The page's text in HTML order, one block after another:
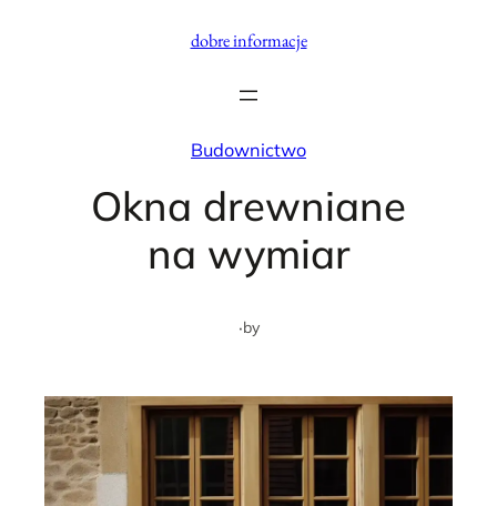
dobre informacje
Budownictwo
Okna drewniane
na wymiar
·by